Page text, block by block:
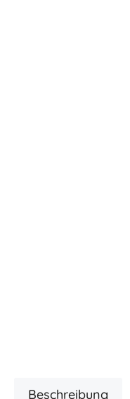
Beschreibung